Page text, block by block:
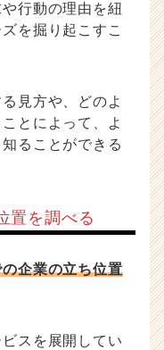
行動の理由を紐
を掘り起こすこ
見方や、どのよ
とによって、よ
ることができる
置を調べる
企業の立ち位置
スを展開してい